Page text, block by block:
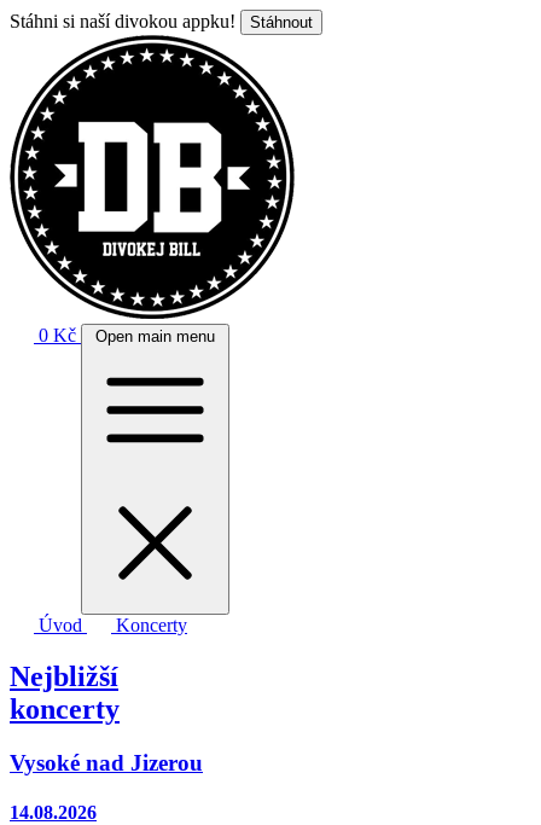
Stáhni si naší divokou appku! Stáhnout
0 Kč Open main menu
Úvod Koncerty
Nejbližší
koncerty
Vysoké nad Jizerou
14.08.2026